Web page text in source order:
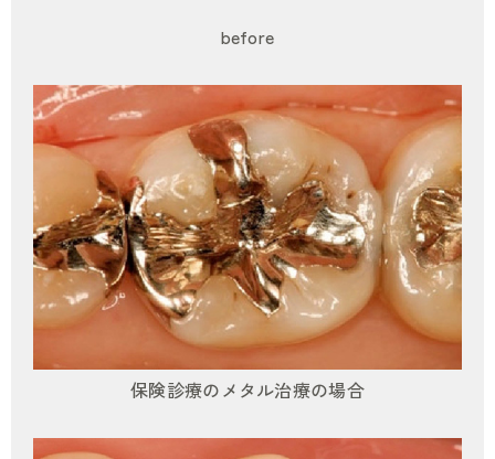
before
保険診療のメタル治療の場合